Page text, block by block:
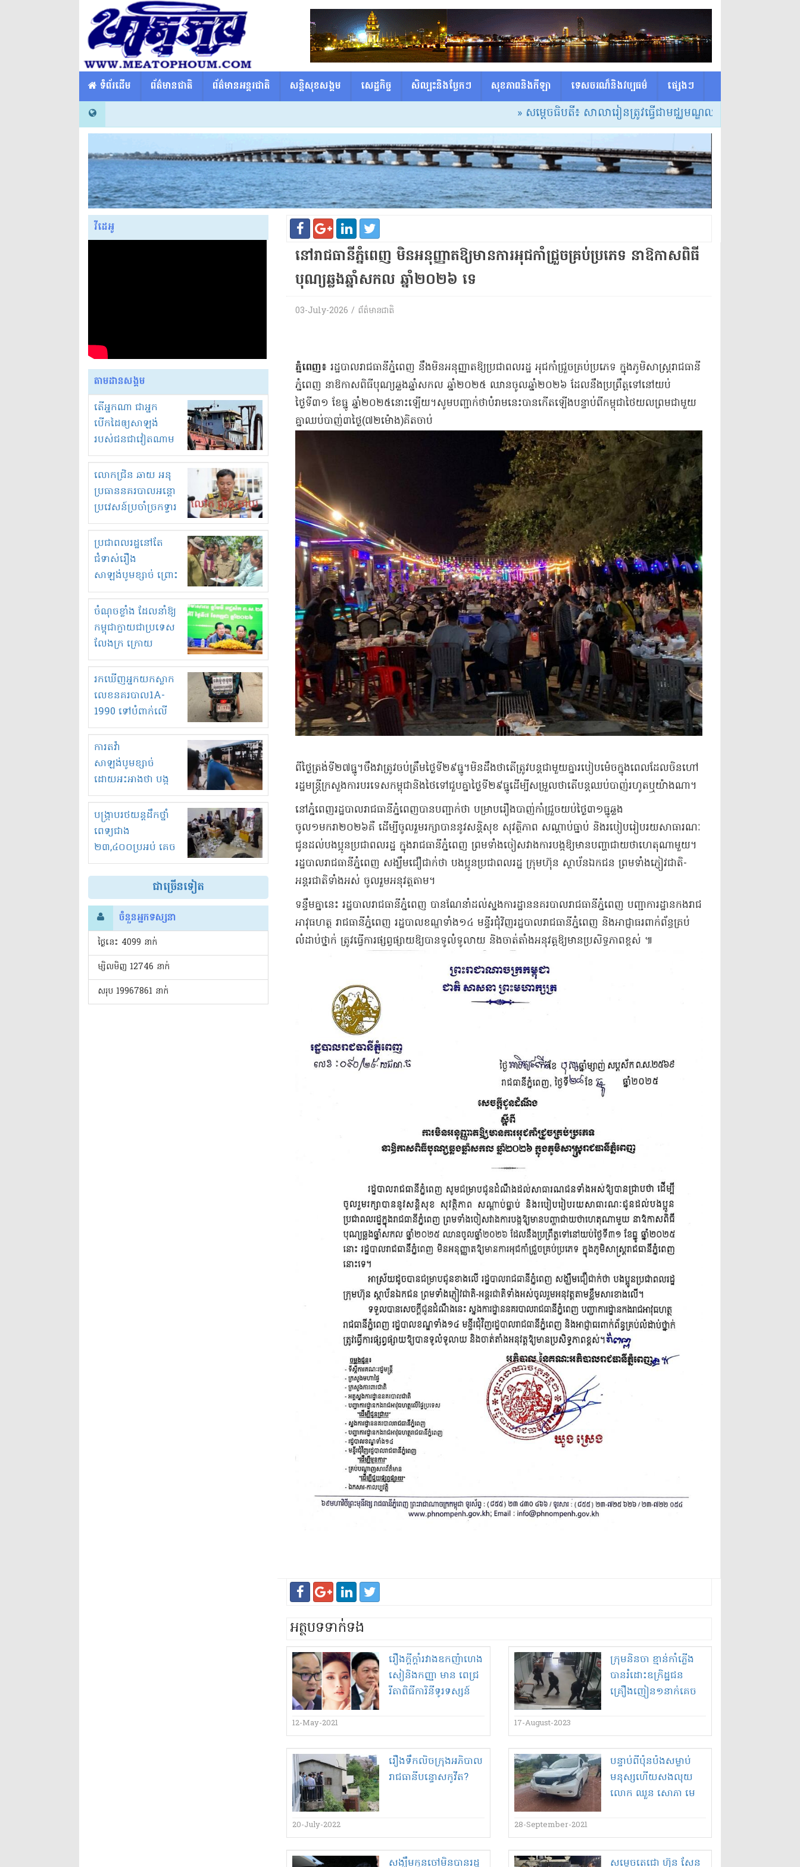
​​ ទំព័រដើម ព័ត៌មានជាតិ ព័ត៌មានអន្តរជាតិ សន្តិសុខសង្គម សេដ្ឋកិច្ច សិល្បះនិងប្លែកៗ សុខភាពនិងកីឡា ទេសចរណ៏និងវប្បធម៌ ផ្សេង​ៗ
» សម្ដេចធិបតី៖ សាលារៀនត្រូវធ្វើជាមជ្ឈមណ្ឌលកំណត់វិធីសាស្ត្របង្រ
វីដេអូ
តាមដានសង្គម
តើអ្នកណា ជាអ្នក
បើកដៃឲ្យសាឡង់
របស់ជនជាវៀតណាម
ចូល មកខុស
ច្បាប់លួចបូមខ្សាច់នៅ
ក្នុងប្រទេសកម្ពុជា
លោកជ្រិន ឆាយ អនុ
ប្រធាននគរបាលអន្តោ
ប្រវេសន៍ប្រចាំច្រកទ្វារ
ព្រំដែនភ្នំឌិន និងឈ្មួញ
មួយចំនួនទៀត
កំពង់តែគុបគិតគ្នា
ធ្វើសកម្មភាពរកស៊ីនិង
ស្តុកទំនិញគេចពន្ធ?
ប្រជាពលរដ្ឋនៅតែ
ជំទាស់រឿង
សាឡង់បូមខ្សាច់ ព្រោះ
ខ្លាចបាក់ច្រាំងទៀត!
ចំណុចខ្លាំង ដែលនាំឱ្យ
កម្ពុជាក្លាយជាប្រទេស
លែងក្រ ក្រោយ
ឆ្នាំ២០៣០
រកឃើញអ្នកយកស្លាក
លេខនគរបាល1A-
1990 ទៅបំពាក់លើ
ម៉ូតូរបស់ខ្លួន ដាកផ្លាក
រត់ឌុបហើយ
ការតវ៉ា
សាឡង់បូមខ្សាច់
ដោយអះអាងថា បង្ក
បាក់ច្រាំងទន្លេ និង
រំខានទាំងយប់ទាំងថ្ងៃ
បង្ក្រាបរថយន្តដឹកថ្នាំ
ពេទ្យជាង
២៣,៤០០ប្រអប់ គេច
ពន្ធនិងអត់ច្បាប់នាំ
ចូល!?
ជាច្រើនទៀត
ចំនួនអ្នកទស្សនា
ថ្ងៃនេះ​ 4099 នាក់
ម្សិលមិញ 12746 នាក់
សរុប 19967861 នាក់
នៅរាជធានីភ្នំពេញ មិនអនុញ្ញាតឱ្យមានការអុជកាំជ្រួចគ្រប់ប្រភេទ នាឱកាសពិធី
បុណ្យឆ្លងឆ្នាំសកល ឆ្នាំ២០២៦ ទេ
03-July-2026 / ព័ត៌មានជាតិ
ភ្នំពេញ៖រដ្ឋបាលរាជធានីភ្នំពេញ នឹងមិនអនុញ្ញាតឱ្យប្រជាពលរដ្ឋ អុជកាំជ្រួចគ្រប់ប្រភេទ ក្នុងភូមិសាស្រ្តរាជធានី
ភ្នំពេញ នាឱកាសពិធីបុណ្យឆ្លងឆ្នាំសកល ឆ្នាំ២០២៥ ឈានចូលឆ្នាំ២០២៦ ដែលនឹងប្រព្រឹត្តទៅនៅយប់
ថ្ងៃទី៣១ ខែធ្នូ ឆ្នាំ២០២៥នោះឡើយ។សូមបញ្ជាក់ថាបំរាមនេះបានកើតឡើងបន្ទាប់ពីកម្ពុជាថៃយលព្រមជាមួយ
គ្នាឈប់បាញ់៣ថ្ងៃ(៧២ម៉ោង)គិតចាប់
ពីថ្ងៃត្រង់ទី២៧ធ្នូ។ចឹងវាត្រូវចប់ត្រឹមថ្ងៃទី២៩ធ្នូ។មិនដឹងថាតើត្រូវបន្តជាមួយគ្នារបៀបម៉េចក្នុងពេលដែលចិនហៅ
រដ្ឋមន្ត្រីក្រសួងការបរទេសកម្ពុជានិងថៃទៅជួបគ្នាថ្ងៃទី២៩ធ្នូដើម្បីសម្រួលថាតើបន្តឈប់បាញ់រហូតឬយ៉ាងណា។
នៅភ្នំពេញរដ្ឋបាលរាជធានីភ្នំពេញបានបញ្ជាក់ថា បម្រាបរឿងបាញ់កាំជ្រួចយប់ថ្ងៃ៣១ធ្នូឆ្លង
ចូល១មករា២០២៦គឺ ដើម្បីចូលរួមរក្សាបាននូវសន្តិសុខ សុវត្ថិភាព សណ្តាប់ធ្នាប់ និងរបៀបរៀបរយសាធារណៈ
ជូនដល់បងប្អូនប្រជាពលរដ្ឋ ក្នុងរាជធានីភ្នំពេញ ព្រមទាំងចៀសវាងការបង្កឱ្យមានបញ្ហាជាយថាហេតុណាមួយ។
រដ្ឋបាលរាជធានីភ្នំពេញ សង្ឃឹមជឿជាក់ថា បងប្អូនប្រជាពលរដ្ឋ ក្រុមហ៊ុន ស្ថាប័នឯកជន ព្រមទាំងភ្ញៀវជាតិ-
អន្តរជាតិទាំងអស់ ចូលរួមអនុវត្តតាម។
ទន្ទឹមគ្នានេះ រដ្ឋបាលរាជធានីភ្នំពេញ បានណែនាំដល់ស្នងការដ្ឋាននគរបាលរាជធានីភ្នំពេញ បញ្ជាការដ្ឋានកងរាជ
អាវុធហត្ថ រាជធានីភ្នំពេញ រដ្ឋបាលខណ្ឌទាំង១៤ មន្ទីរជុំវិញរដ្ឋបាលរាជធានីភ្នំពេញ និងអាជ្ញាធរពាក់ព័ន្ធគ្រប់
លំដាប់ថ្នាក់ ត្រូវធ្វើការផ្សព្វផ្សាយឱ្យបានទូលំទូលាយ និងចាត់តាំងអនុវត្តឱ្យមានប្រសិទ្ធភាពខ្ពស់ ៕
អត្ថបទទាក់ទង
រឿង​ក្តីក្តាំ​រវាង​ឧកញ៉ា​ហេង​
សៀ​និង​កញ្ញា មាន ពេជ្រ​
រីតា​ពិធី​ការិនី​ទូរទស្សន៍​
ចូលច្រើន
12-May-2021
ក្រុម​និ​ន​ចា ខ្មាន់កាំភ្លើង
បាន​រំដោះ​ឧក្រិដ្ឋជន​
គ្រឿងញៀន​១​នាក់​គេច
17-August-2023
រឿងទឹកលិចក្រុងអភិបាល​
រាជធានី​បន្ទោស​កូ​វីត​?
20-July-2022
បន្ទាប់ពី​ប៉ុនប៉ង​សម្លាប់​
មនុស្ស​ហើយ​សងលុយ​
លោក ឈួន សោភា មេ​
ស្លាក​លេខ​ក្លែងក្លាយ​?
28-September-2021
សង្ឃឹម​កូនចៅ​មិនបាន​រដ្ឋ
សម្តេចតេជោ ហ៊ុន សែន